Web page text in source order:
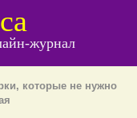
журнал
которые не нужно